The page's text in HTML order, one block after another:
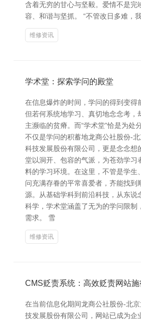
含着无穷的甘心与坚毅。爱情不是完
容、和谐与坚抓。 “不管改日多难，
维修资讯
学术堂：探索学问的殿堂
在信息爆炸的时间，学问的得到变得
但若何系统地学习、真切地念念考，
主濒临的贫瘠。而“学术堂”恰是为处
不仅是学问的积蓄地龙商公社股份-
科技发展股份有限公司，更是念念想
堂以洞开、包容的气派，为苍劲学习
料的学习环境。在这里，不管是学生
问充满存眷的平常喜爱者，齐能找到
源。从基础学科到前沿科技，从东说
科学，学术堂涵盖了无为的学问限制
需求。 雪
维修资讯
CMS贬责系统：高效贬责网站施
在当前信息化期间龙商公社股份-北
技发展股份有限公司，网站已成为企